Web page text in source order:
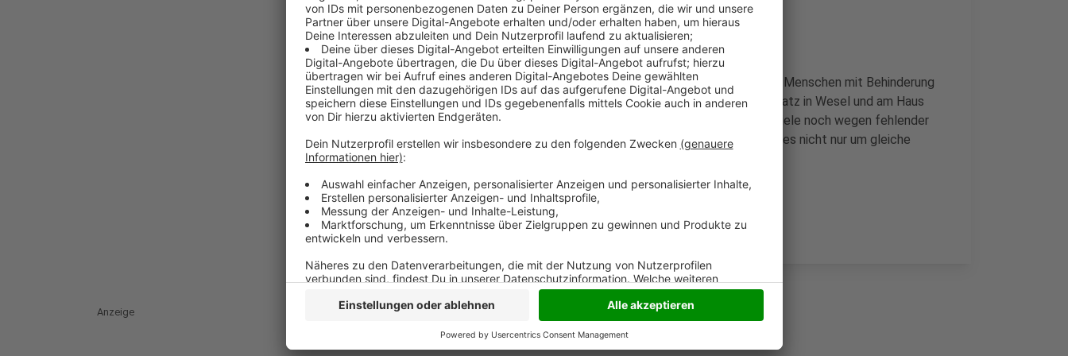
Anzeige
Anlässlich des europäischen Protesttages zur Gleichstellung von Menschen mit Behinderung
hat es auch Aktionen im Kreis Wesel gegeben. Am Berliner-Tor-Platz in Wesel und am Haus
Kilian in Schermbeck gab es Proteste. Benachteiligt fühlen sich viele noch wegen fehlender
Barrierefreiheit auch in Kultureinrichtungen. Den Protestlern geht es nicht nur um gleiche
Anzeige
Anzeige